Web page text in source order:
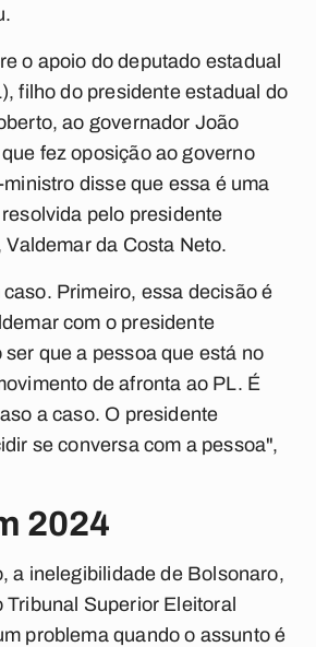
o apoio do deputado estadual
filho do presidente estadual do
ao governador João
fez oposição ao governo
disse que essa é uma
pelo presidente
da Costa Neto.
caso. Primeiro, essa decisão é
com o presidente
que a pessoa que está no
de afronta ao PL. É
a caso. O presidente
se conversa com a pessoa",
2024
a inelegibilidade de Bolsonaro,
Superior Eleitoral
problema quando o assunto é